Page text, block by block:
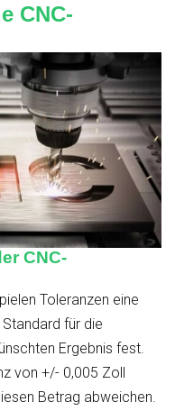
CNC-
CNC-
Toleranzen eine
für die
Ergebnis fest.
von +/- 0,005 Zoll
Betrag abweichen.